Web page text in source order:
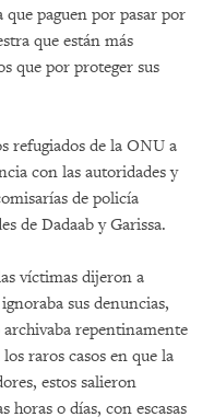
paguen por pasar por
que están más
que por proteger sus
refugiados de la ONU a
con las autoridades y
de policía
de Dadaab y Garissa.
víctimas dijeron a
sus denuncias,
archivaba repentinamente
raros casos en que la
estos salieron
horas o días, con escasas